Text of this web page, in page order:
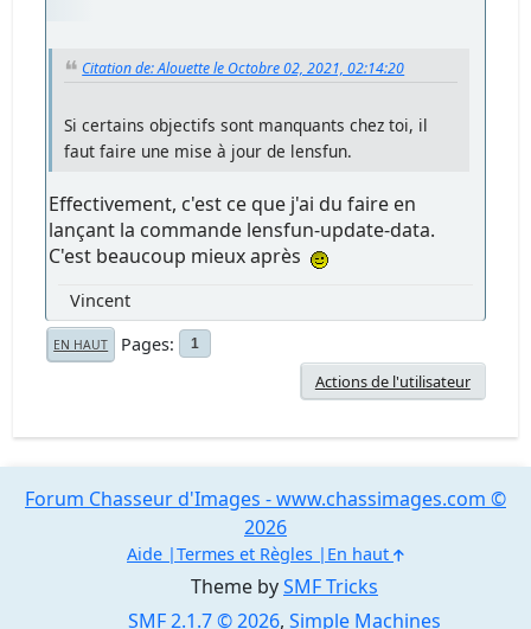
Citation de: Alouette le Octobre 02, 2021, 02:14:20
Si certains objectifs sont manquants chez toi, il
faut faire une mise à jour de lensfun.
Effectivement, c'est ce que j'ai du faire en
lançant la commande lensfun-update-data.
C'est beaucoup mieux après
Vincent
EN HAUT Pages 1
Actions de l'utilisateur
Theme bySMF Tricks
SMF 2.1.7 © 2026, Simple Machines
Forum Chasseur d'Images - www.chassimages.com ©
2026
Aide Termes et Règles En haut